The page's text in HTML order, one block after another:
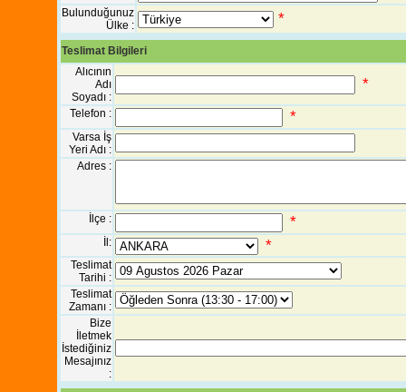
Bulunduğunuz
Ülke :
*
Teslimat Bilgileri
Alıcının
Adı
Soyadı :
*
Telefon : *
Varsa İş
Yeri Adı :
Adres :
İlçe : *
İl: *
Teslimat
Tarihi :
Teslimat
Zamanı :
Bize
İletmek
İstediğiniz
Mesajınız
: